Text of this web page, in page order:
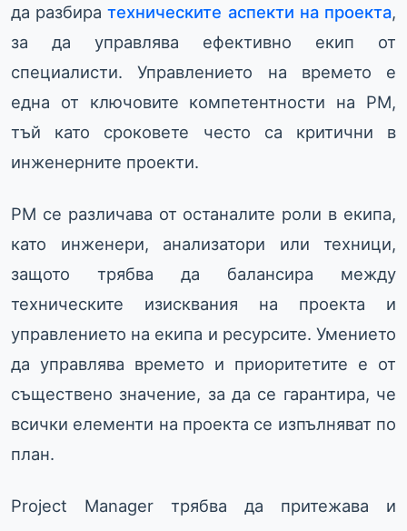
да разбиратехническите аспекти на проекта,
за да управлява ефективно екип от
специалисти. Управлението на времето е
една от ключовите компетентности на PM,
тъй като сроковете често са критични в
инженерните проекти.
PM се различава от останалите роли в екипа,
като инженери, анализатори или техници,
защото трябва да балансира между
техническите изисквания на проекта и
управлението на екипа и ресурсите. Умението
да управлява времето и приоритетите е от
съществено значение, за да се гарантира, че
всички елементи на проекта се изпълняват по
план.
Project Manager трябва да притежава и